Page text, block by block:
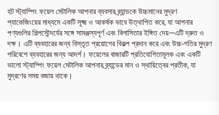
হট স্ট্যাম্পিং ফয়েল মেটালিক আপনার ব্যবসার ব্র্যান্ডকে উচ্চমানের মুদ্রণ
প্যাকেজিংয়ের মাধ্যমে একটি সূক্ষ্ম ও আকর্ষক ভাবে উত্থাপিত করে, যা আপনার
পণ্যগুলির শিল্পসৌন্দর্যের সঙ্গে সামঞ্জস্যপূর্ণ এবং বিলাসিতার ইঙ্গিত দেয়—এটি দ্রুত ও
দক্ষ। এটি ব্যবহারের জন্য বিস্তৃত প্রয়োগের বিকল্প প্রদান করে এবং উচ্চ-গতির মুদ্রণ
পরিবেশে ব্যবহারের জন্য আদর্শ। ফয়েলের বাজারটি প্রতিযোগিতামূলক এবং একটি
ভালো স্ট্যাম্পিং ফয়েল মেটালিক আপনার ব্র্যান্ডের মান ও স্থায়িত্বের প্রতীক, যা
মুদ্রণের সময় বজায় থাকে।